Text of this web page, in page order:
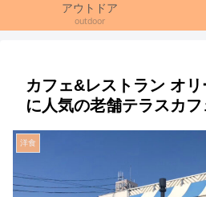
アウトドア
outdoor
カフェ&レストラン オ
に人気の老舗テラスカフ
洋食